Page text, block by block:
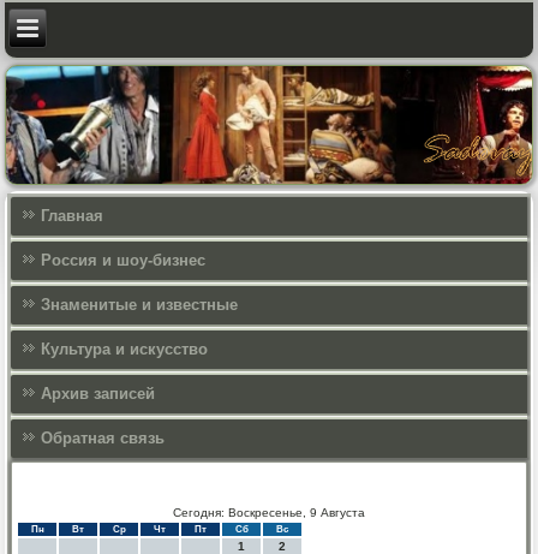
Главная
Россия и шоу-бизнес
Знаменитые и известные
Культура и искусcтво
Архив записей
Обратная связь
Сегодня: Воскресенье, 9 Августа
Пн Вт Ср Чт Пт Сб Вс
1
2